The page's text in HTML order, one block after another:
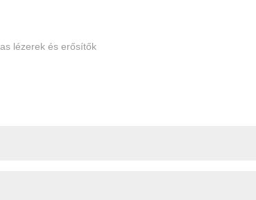
lézerek és erősítők